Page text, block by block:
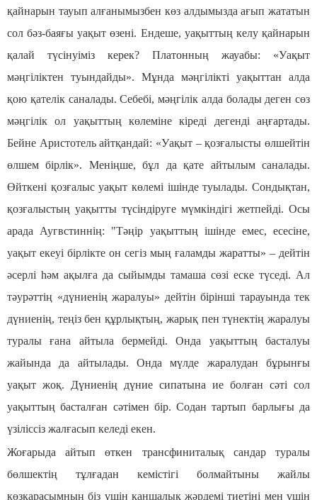
қайнарын тауып алғанымызбен көз алдымызда ағып жататын
сол бәз-баяғы уақыт өзені. Ендеше, уақыттың келу қайнарын
қалай түсінуіміз керек? Платонның жауабы: «Уақыт
мәңгіліктен туындайды». Мұнда мәңгілікті уақыттан алда
қою қателік саналады. Себебі, мәңгілік алда болады деген сөз
мәңгілік ол уақыттың көлеміне кіреді дегенді аңғартады.
Бейне Аристотель айтқандай: «Уақыт – қозғалысты өлшейтін
өлшем бірлік». Меніңше, бұл да қате айтылым саналады.
Өйткені қозғалыс уақыт көлемі ішінде туылады. Сондықтан,
қозғалыстың уақытты түсіндіруге мүмкіндігі жетпейді. Осы
арада Аугвстиннің: "Тәңір уақыттың ішінде емес, есесіне,
уақыт екеуі бірлікте он сегіз мың ғаламды жаратты» – дейтін
әсерлі һәм ақылға да сыйымды тамаша сөзі еске түседі. Ал
тәурәттің «дүниенің жаралуы» дейтін бірінші тарауында тек
дүниенің, теңіз бен құрлықтың, жарық пен түнектің жаралуы
туралы ғана айтыла бермейді. Онда уақыттың басталуы
жайында да айтылады. Онда мүлде жаралудан бұрынғы
уақыт жоқ. Дүниенің дүние сипатына ие болған сәті сол
уақыттың басталған сәтімен бір. Содан тартып барлығы да
үзіліссіз жалғасып келеді екен.
Жоғарыда айтып өткен трансфиниталық сандар туралы
бөлшектің тұлғадан кемістігі болмайтыны жайлы
көзқарасымның біз үшін қаншалық жәрдемі тиетіні мен үшін